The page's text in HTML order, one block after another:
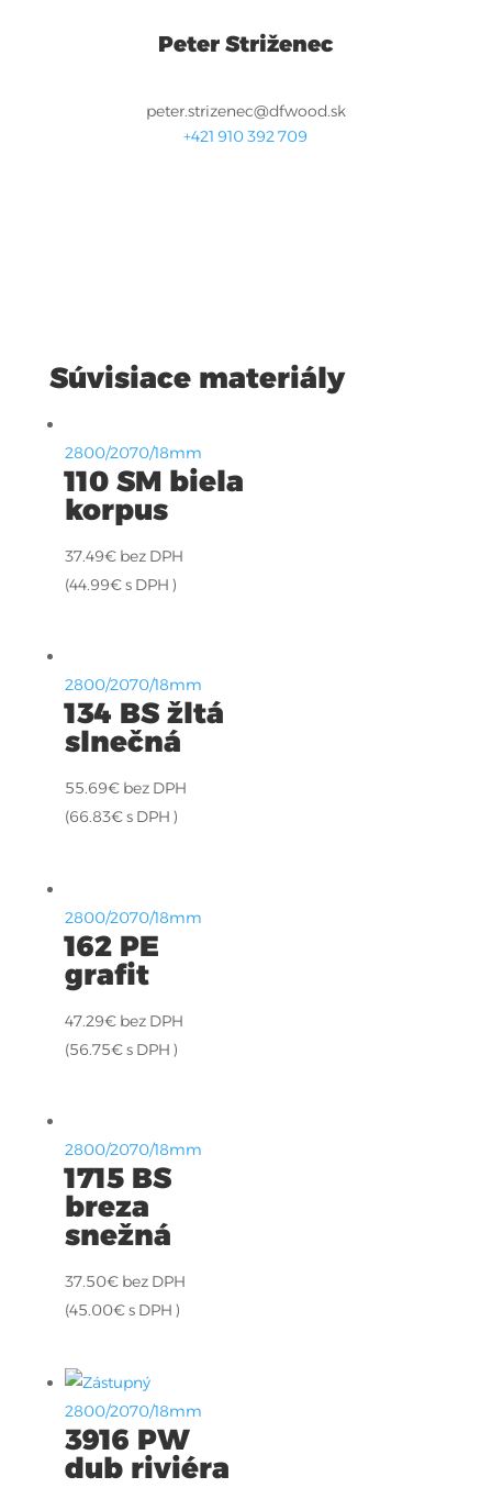
Peter Striženec
peter.strizenec@dfwood.sk
+421 910 392 709
Súvisiace materiály
2800/2070/18mm
110 SM biela
korpus
37.49€ bez DPH
(44.99€s DPH )
2800/2070/18mm
134 BS žltá
slnečná
55.69€ bez DPH
(66.83€s DPH )
2800/2070/18mm
162 PE
grafit
47.29€ bez DPH
(56.75€s DPH )
2800/2070/18mm
1715 BS
breza
snežná
37.50€ bez DPH
(45.00€s DPH )
2800/2070/18mm
3916 PW
dub riviéra